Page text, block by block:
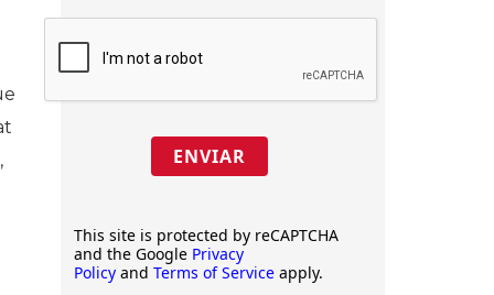
ENVIAR
This site is protected by reCAPTCHA
and the Google Privacy
Policy and Terms of Service apply.